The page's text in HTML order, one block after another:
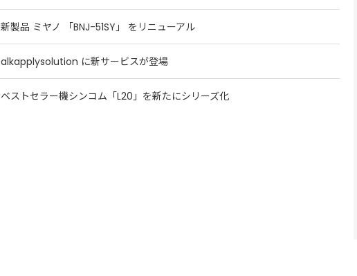
新製品 ミヤノ 「BNJ-51SY」 をリニューアル
alkapplysolution に新サービスが登場
ベストセラー機シンコム「L20」を新たにシリーズ化